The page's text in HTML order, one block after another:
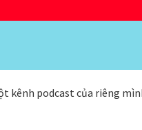
kênh podcast của riêng